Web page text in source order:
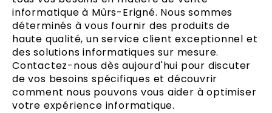
informatique à Mûrs-Erigné. Nous sommes
déterminés à vous fournir des produits de
haute qualité, un service client exceptionnel et
des solutions informatiques sur mesure.
Contactez-nous dès aujourd'hui pour discuter
de vos besoins spécifiques et découvrir
comment nous pouvons vous aider à optimiser
votre expérience informatique.